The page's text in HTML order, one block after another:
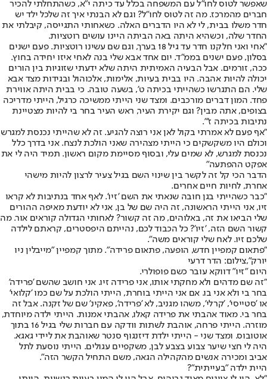
שאפשר לטוס לחו"ל עם המשפחה בכלל עד כיתה י"א, כשהתחלתי להכיר
חברים מהמרכז. מה זה לטוס לחו"ל? וגם לא הבנתי איך זה שלכל ילד יש
חדר משלו בבית, לי לא היו הדברים האלה. כשאחותי התגייסה, קיבלתי את
החדר שלה, וכשהיא היתה באה הביתה היינו עושים רוטציות.
"אחי ואני חלקנו חדר עד גיל 18 בערך, וגם שם עשינו רוטציות. פעם ישנים
בסלון, פעם ישנים בממ"ד. יום אחד אבא שלי בנה לאחי איזו יחידה בחוץ.
ככה, זורמים. אבל הבעיה האמיתית היתה שלא ידעתי שזוגיות בין הורים
יכולה להיות אהבה. היו בבית בעיות, אלימות, אלכוהול ובגידות מצד אבא
שלי. הם התגרשו כשהייתי בכיתה ט', בשעה טובה. כי בבית היתה אווירת
פחד. המון דברים מורכבים. ומצד שני הייתי ממשיכה כרגיל, הייתי מדריכה
בצופים, אתה מבין? וגם יקירת העיר, ראש העיר בחר בי להיות מצטיינת
נתיבות בכיתה ז'".
"אף פעם לא אמרתי בקול לאן אני רוצה להגיע. זה לא שהייתי נכנסת למגרש
וכולם היו משקשקים כי הייתי מצהירה שאני הולכת לנצח. אני בדרך כלל
נכנסת למגרש, לא שמים עלי, ובסוף מסיימת מקום ראשון. תמיד היה לי את
אפקט ההפתעה"
הדבר הכי קל זה לקשר בין שינוי השם בגיל צעיר לרצון להיות מישהי
אחרת, לחיות חיים אחרים.
"כבר כשהייתי בגן חובה שנאתי את השם 'זיו'. לאף אחד בנתיבות לא קראו
זיו, אני הייתי הראשונה, זה היה שם של בן, אני לא יודעת מאיפה ההורים
שלי הביאו את זה, באלוהים, מה זה קשור? לאחותי הגדולה קוראים אור. מה
קשור השם הזה, 'זיו'? כל הכבוד לכם, נהייתם היפסטרים, קראתם לילדה
שלכם זיו. לאח שלי קוראים משה".
"פתאום קמפיין חדש, הופעה, פתאום פרידה". מתוך קמפיין "מייבלין ניו
יורק",צילום: הדר דרעי
היום "זיו" דווקא עובר כשם פופולרי.
"זה שם מדהים ולא מחקתי אותו, אני פרידה זיו. אני חושב שהשם 'פרידה'
בחר בי ולא אני בו. אם אני הייתי בוחרת, הייתי הולכת על שם כמו 'קלואי'
או 'סטייסי', 'קרלי', משהו מגניב, לא 'פרידה', פאקינ' שם של זקנה. אבל זה
בחר בי. מאוד אהבתי את פרידה קאלו, אהבתי אמנות. הייתי ילדה מיוחדת,
מוזרה. הייתי פרחה, אוהבת לשתות וודקה עם חברות שלי בגיל 16 בתוך
אוטובוס. ומצד שני - הייתי ילדת דיזנגוף סנטר שאוהבת את ליידי גאגא.
היה לי חצי שיער צבוע בצבע לבן, משקפיים עגולים. הייתי נוסעת לתל
אביב ומכירה אנשים מהקהילה הגאה, משם התחיל הקשר הזה".
היית ילדה "בעייתית"?